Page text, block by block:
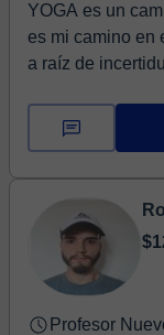
YOGA es un
es mi camino en
a raíz de
Profesor